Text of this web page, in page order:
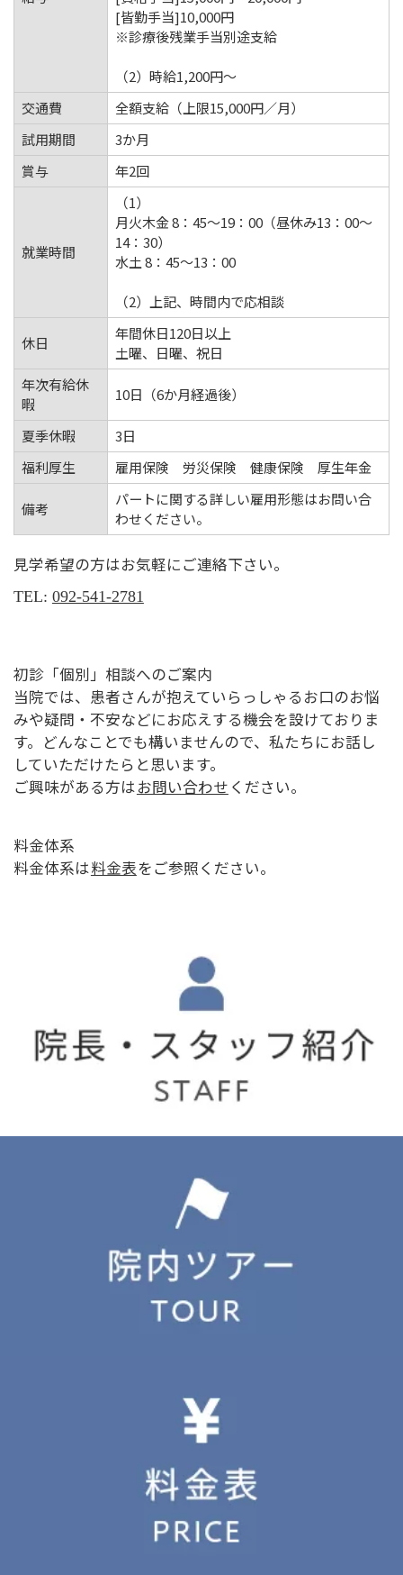
[皆勤手当]10,000円
※診療後残業手当別途支給
（2）時給1,200円～
交通費
全額支給（上限15,000円／月）
試用期間
3か月
賞与
年2回
就業時間
（1）
月火木金 8：45～19：00（昼休み13：00～
14：30）
水土 8：45～13：00
（2）上記、時間内で応相談
休日
年間休日120日以上
土曜、日曜、祝日
年次有給休
暇
10日（6か月経過後）
夏季休暇
3日
福利厚生
雇用保険 労災保険 健康保険 厚生年金
備考
パートに関する詳しい雇用形態はお問い合
わせください。
見学希望の方はお気軽にご連絡下さい。
TEL: 092-541-2781
初診「個別」相談へのご案内
当院では、患者さんが抱えていらっしゃるお口のお悩
みや疑問・不安などにお応えする機会を設けておりま
す。どんなことでも構いませんので、私たちにお話し
していただけたらと思います。
ご興味がある方はお問い合わせ ください。
料金体系
料金体系は料金表をご参照ください。